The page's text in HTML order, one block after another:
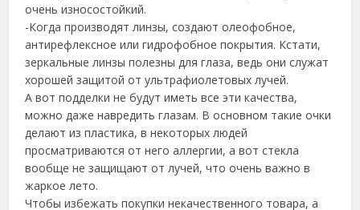
очень износостойкий.
-Когда производят линзы, создают олеофобное,
антирефлексное или гидрофобное покрытия. Кстати,
зеркальные линзы полезны для глаза, ведь они служат
хорошей защитой от ультрафиолетовых лучей.
А вот подделки не будут иметь все эти качества,
можно даже навредить глазам. В основном такие очки
делают из пластика, в некоторых людей
просматриваются от него аллергии, а вот стекла
вообще не защищают от лучей, что очень важно в
жаркое лето.
Чтобы избежать покупки некачественного товара, а